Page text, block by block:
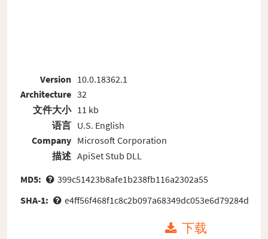
Version
Architecture
文件大小
语言
Company
描述
10.0.18362.1
32
11 kb
U.S. English
Microsoft Corporation
ApiSet Stub DLL
MD5:
399c51423b8afe1b238fb116a2302a55
SHA-1:
e4ff56f468f1c8c2b097a68349dc053e6d79284d
下载